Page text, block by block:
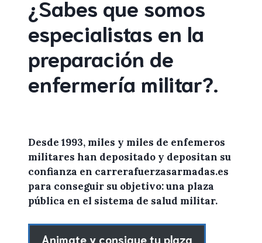
¿Sabes que somos
especialistas en la
preparación de
enfermería militar?.
Desde 1993, miles y miles de enfemeros
militares han depositado y depositan su
confianza en carrerafuerzasarmadas.es
para conseguir su objetivo: una plaza
pública en el sistema de salud militar.
Animate y consigue tu plaza